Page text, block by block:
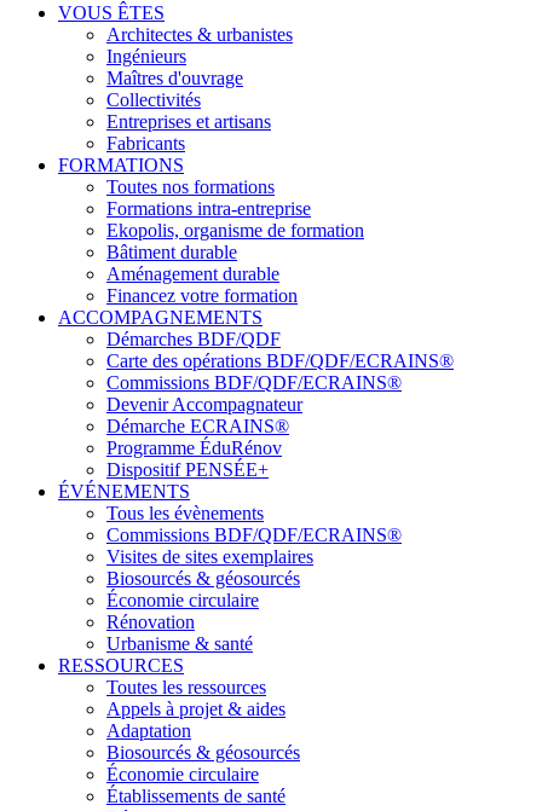
VOUS ÊTES
Architectes & urbanistes
Ingénieurs
Maîtres d'ouvrage
Collectivités
Entreprises et artisans
Fabricants
FORMATIONS
Toutes nos formations
Formations intra-entreprise
Ekopolis, organisme de formation
Bâtiment durable
Aménagement durable
Financez votre formation
ACCOMPAGNEMENTS
Démarches BDF/QDF
Carte des opérations BDF/QDF/ECRAINS®
Commissions BDF/QDF/ECRAINS®
Devenir Accompagnateur
Démarche ECRAINS®
Programme ÉduRénov
Dispositif PENSÉE+
ÉVÉNEMENTS
Tous les évènements
Commissions BDF/QDF/ECRAINS®
Visites de sites exemplaires
Biosourcés & géosourcés
Économie circulaire
Rénovation
Urbanisme & santé
RESSOURCES
Toutes les ressources
Appels à projet & aides
Adaptation
Biosourcés & géosourcés
Économie circulaire
Établissements de santé